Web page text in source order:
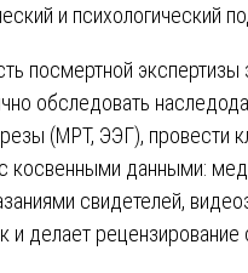
и психологический
посмертной экспертизы
обследовать
(МРТ, ЭЭГ), провести
косвенными данными:
свидетелей,
и делает